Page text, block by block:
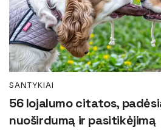
SANTYKIAI
56 lojalumo citatos,
nuoširdumą ir pasitikėjimą